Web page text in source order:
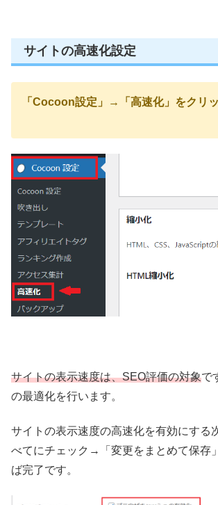
サイトの高速化設定
「Cocoon設定」→「高速化」をクリ
サイトの表示速度は、SEO評価の対象で
の最適化を行います。
サイトの表示速度の高速化を有効にする
べてにチェック→「変更をまとめて保存
ば完了です。